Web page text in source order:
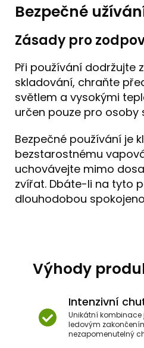
Bezpečné
Zásady pro
Při používání dodržujte
skladování, chraňte
světlem a vysokými
určen pouze pro osoby
Bezpečné používání je
bezstarostnému
uchovávejte mimo
zvířat. Dbáte-li na tyto
dlouhodobou
Výhody
Intenzivní
Unikátní
ledovým
nezapomenutelný